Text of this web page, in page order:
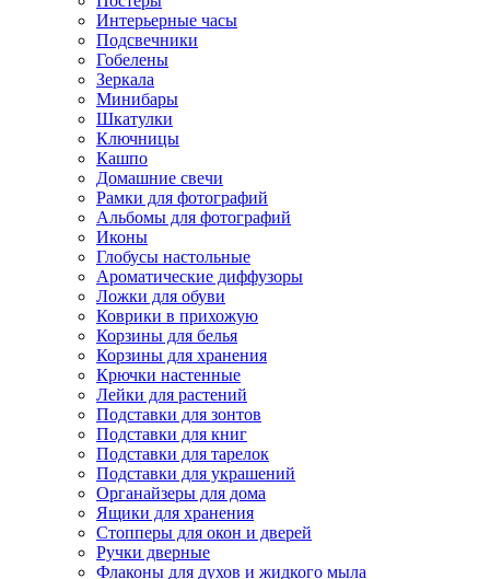
Интерьерные часы
Подсвечники
Гобелены
Зеркала
Минибары
Шкатулки
Ключницы
Кашпо
Домашние свечи
Рамки для фотографий
Альбомы для фотографий
Иконы
Глобусы настольные
Ароматические диффузоры
Ложки для обуви
Коврики в прихожую
Корзины для белья
Корзины для хранения
Крючки настенные
Лейки для растений
Подставки для зонтов
Подставки для книг
Подставки для тарелок
Подставки для украшений
Органайзеры для дома
Ящики для хранения
Стопперы для окон и дверей
Ручки дверные
Флаконы для духов и жидкого мыла